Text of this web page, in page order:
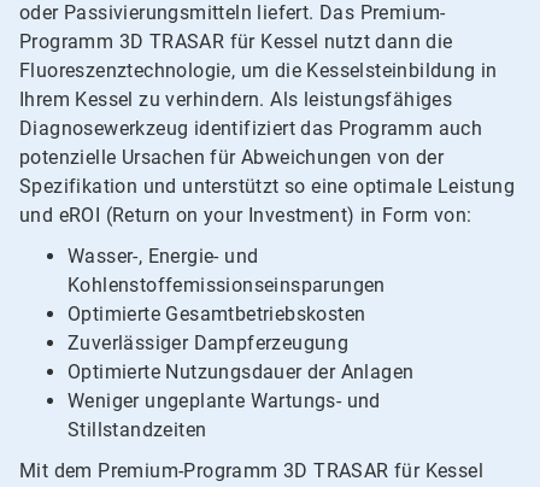
oder Passivierungsmitteln liefert. Das Premium-
Programm 3D TRASAR für Kessel nutzt dann die
Fluoreszenztechnologie, um die Kesselsteinbildung in
Ihrem Kessel zu verhindern. Als leistungsfähiges
Diagnosewerkzeug identifiziert das Programm auch
potenzielle Ursachen für Abweichungen von der
Spezifikation und unterstützt so eine optimale Leistung
und eROI (Return on your Investment) in Form von:
Wasser-, Energie- und
Kohlenstoffemissionseinsparungen
Optimierte Gesamtbetriebskosten
Zuverlässiger Dampferzeugung
Optimierte Nutzungsdauer der Anlagen
Weniger ungeplante Wartungs- und
Stillstandzeiten
Mit dem Premium-Programm 3D TRASAR für Kessel